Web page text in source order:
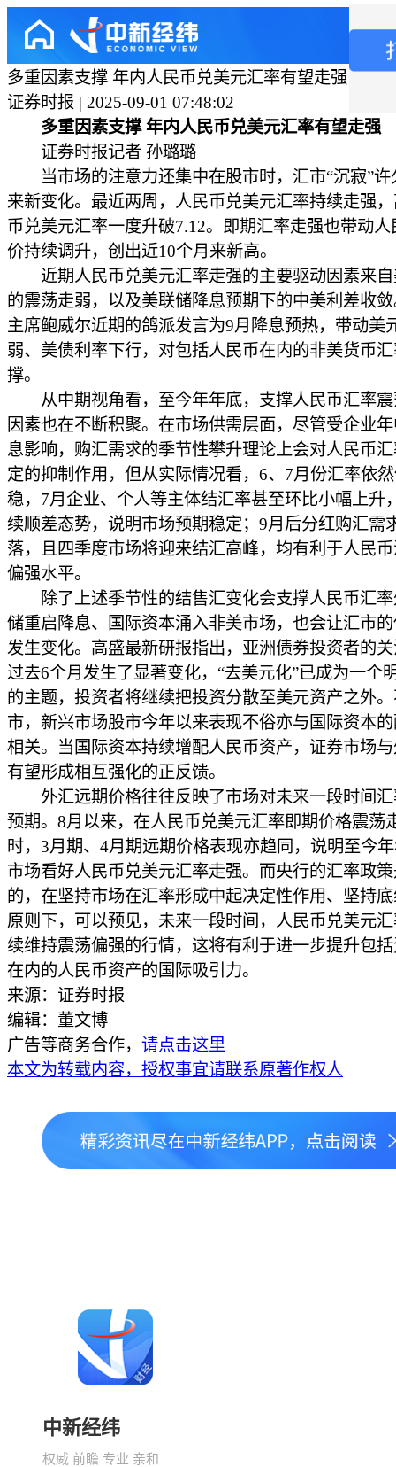
多重因素支撑 年内人民币兑美元汇率有望走强
证券时报 | 2025-09-01 07:48:02
多重因素支撑 年内人民币兑美元汇率有望走强
证券时报记者 孙璐璐
当市场的注意力还集中在股市时，汇市“沉寂”许
来新变化。最近两周，人民币兑美元汇率持续走强
币兑美元汇率一度升破7.12。即期汇率走强也带动人
价持续调升，创出近10个月来新高。
近期人民币兑美元汇率走强的主要驱动因素来自
的震荡走弱，以及美联储降息预期下的中美利差收
主席鲍威尔近期的鸽派发言为9月降息预热，带动美
弱、美债利率下行，对包括人民币在内的非美货币
撑。
从中期视角看，至今年年底，支撑人民币汇率震
因素也在不断积聚。在市场供需层面，尽管受企业
息影响，购汇需求的季节性攀升理论上会对人民币
定的抑制作用，但从实际情况看，6、7月份汇率依
稳，7月企业、个人等主体结汇率甚至环比小幅上升
续顺差态势，说明市场预期稳定；9月后分红购汇需
落，且四季度市场将迎来结汇高峰，均有利于人民
偏强水平。
除了上述季节性的结售汇变化会支撑人民币汇率
储重启降息、国际资本涌入非美市场，也会让汇市
发生变化。高盛最新研报指出，亚洲债券投资者的
过去6个月发生了显著变化，“去美元化”已成为一个
的主题，投资者将继续把投资分散至美元资产之外
市，新兴市场股市今年以来表现不俗亦与国际资本
相关。当国际资本持续增配人民币资产，证券市场
有望形成相互强化的正反馈。
外汇远期价格往往反映了市场对未来一段时间汇
预期。8月以来，在人民币兑美元汇率即期价格震荡
时，3月期、4月期远期价格表现亦趋同，说明至今
市场看好人民币兑美元汇率走强。而央行的汇率政
的，在坚持市场在汇率形成中起决定性作用、坚持
原则下，可以预见，未来一段时间，人民币兑美元
续维持震荡偏强的行情，这将有利于进一步提升包
在内的人民币资产的国际吸引力。
来源：证券时报
编辑：董文博
广告等商务合作， 请点击这里
本文为转载内容，授权事宜请联系原著作权人
中新经纬
权威 前瞻 专业 亲和